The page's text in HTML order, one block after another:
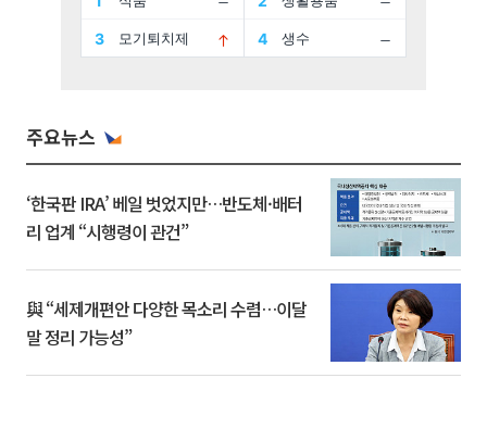
주요뉴스
‘한국판 IRA’ 베일 벗었지만…반도체·배터
리 업계 “시행령이 관건”
與 “세제개편안 다양한 목소리 수렴…이달
말 정리 가능성”